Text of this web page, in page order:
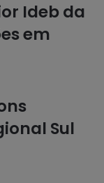
Ideb da
em
Sul